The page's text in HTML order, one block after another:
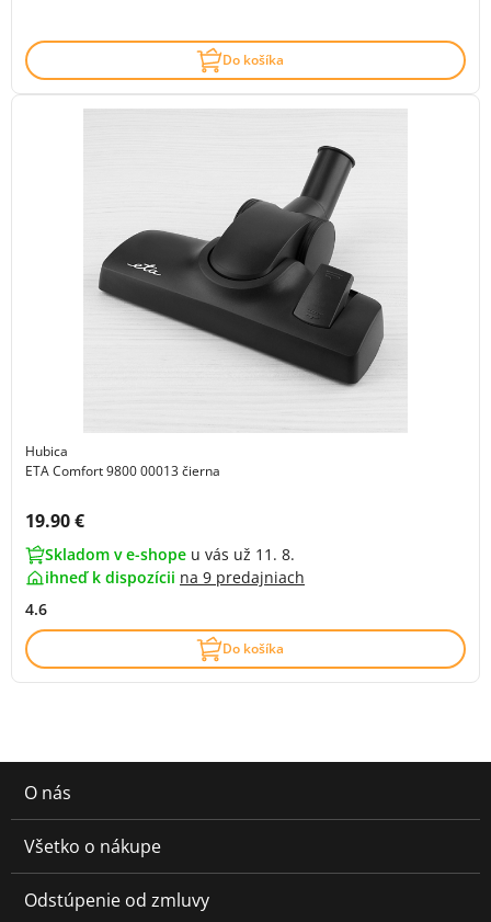
Do košíka
Hubica
ETA Comfort 9800 00013 čierna
Cena s DPH:
19.90 €
Skladom v e-shope u vás už 11. 8.
ihneď k dispozícii na 9 predajniach
4.6
Do košíka
O nás
Všetko o nákupe
Odstúpenie od zmluvy